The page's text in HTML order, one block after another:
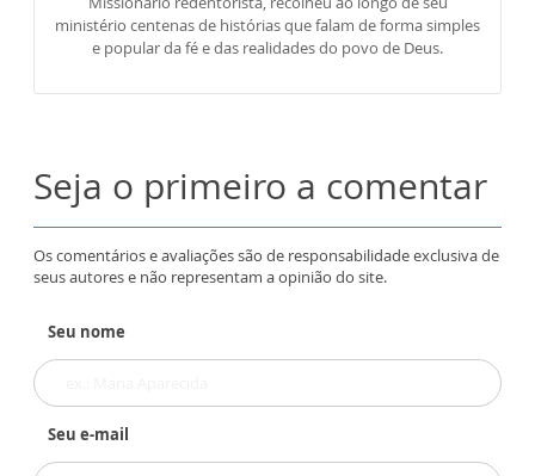
ministério centenas de histórias que falam de forma simples
e popular da fé e das realidades do povo de Deus.
Seja o primeiro a comentar
Os comentários e avaliações são de responsabilidade exclusiva de
seus autores e não representam a opinião do site.
Seu nome
Seu e-mail